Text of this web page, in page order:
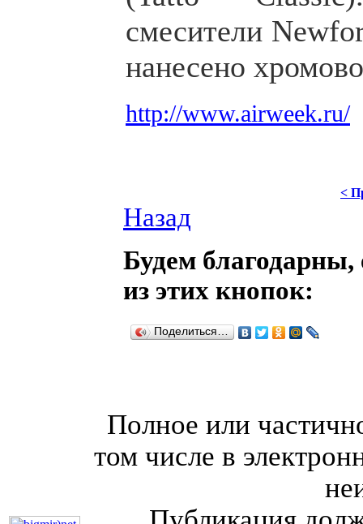
смесители
нанесено
http://www.airweek.ru/
<
Назад
Будем благодарны,
из этих кнопок:
Поделиться…
Полное или
том числе в